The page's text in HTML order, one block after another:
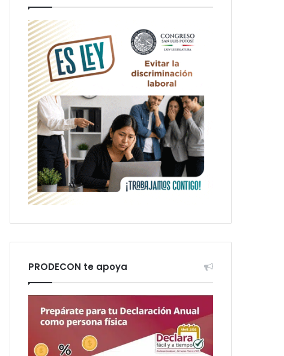
PRODECON te apoya